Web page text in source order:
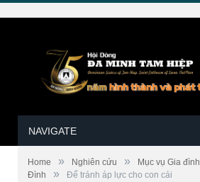
NAVIGATE
Home » Nghiên cứu » Mục vụ Gia đình
Đình
» Để tránh áp lực cho con cái